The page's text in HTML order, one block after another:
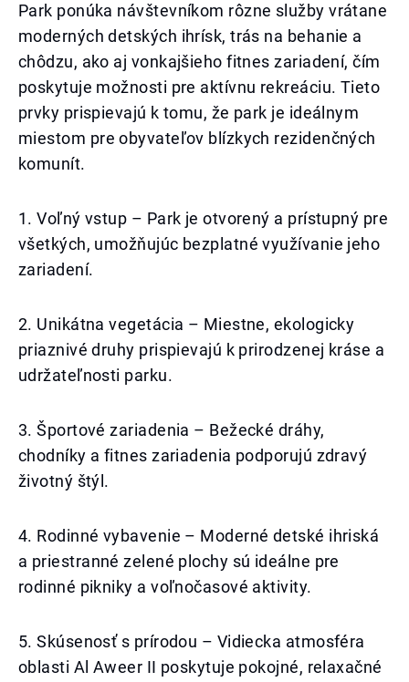
Park ponúka návštevníkom rôzne služby vrátane
moderných detských ihrísk, trás na behanie a
chôdzu, ako aj vonkajšieho fitnes zariadení, čím
poskytuje možnosti pre aktívnu rekreáciu. Tieto
prvky prispievajú k tomu, že park je ideálnym
miestom pre obyvateľov blízkych rezidenčných
komunít.
1. Voľný vstup – Park je otvorený a prístupný pre
všetkých, umožňujúc bezplatné využívanie jeho
zariadení.
2. Unikátna vegetácia – Miestne, ekologicky
priaznivé druhy prispievajú k prirodzenej kráse a
udržateľnosti parku.
3. Športové zariadenia – Bežecké dráhy,
chodníky a fitnes zariadenia podporujú zdravý
životný štýl.
4. Rodinné vybavenie – Moderné detské ihriská
a priestranné zelené plochy sú ideálne pre
rodinné pikniky a voľnočasové aktivity.
5. Skúsenosť s prírodou – Vidiecka atmosféra
oblasti Al Aweer II poskytuje pokojné, relaxačné